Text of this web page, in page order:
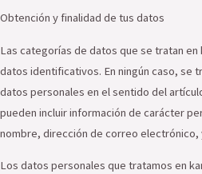
Obtención y finalidad de tus datos
Las categorías de datos que se tratan en
datos identificativos. En ningún caso, se
datos personales en el sentido del
pueden incluir información de carácter
nombre, dirección de correo electrónico,
Los datos personales que tratamos en